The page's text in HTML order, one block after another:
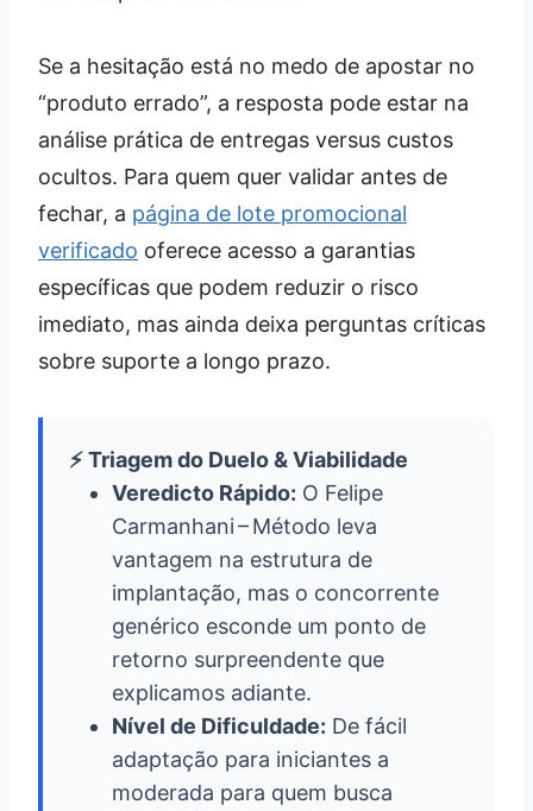
Se a hesitação está no medo de apostar no
“produto errado”, a resposta pode estar na
análise prática de entregas versus custos
ocultos. Para quem quer validar antes de
fechar, a página de lote promocional
verificado oferece acesso a garantias
específicas que podem reduzir o risco
imediato, mas ainda deixa perguntas críticas
sobre suporte a longo prazo.
⚡ Triagem do Duelo & Viabilidade
Veredicto Rápido: O Felipe
Carmanhani – Método leva
vantagem na estrutura de
implantação, mas o concorrente
genérico esconde um ponto de
retorno surpreendente que
explicamos adiante.
Nível de Dificuldade: De fácil
adaptação para iniciantes a
moderada para quem busca